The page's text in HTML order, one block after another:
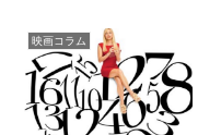
映画コラム